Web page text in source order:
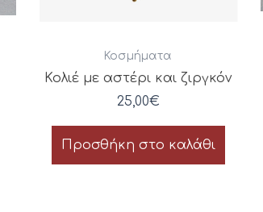
Κοσμήματα
Κολιέ με αστέρι και ζιργκόν
25,00€
Προσθήκη στο καλάθι